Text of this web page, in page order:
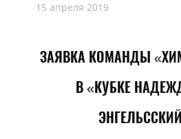
15 апреля 2019
ЗАЯВКА КОМАНДЫ
В «КУБКЕ